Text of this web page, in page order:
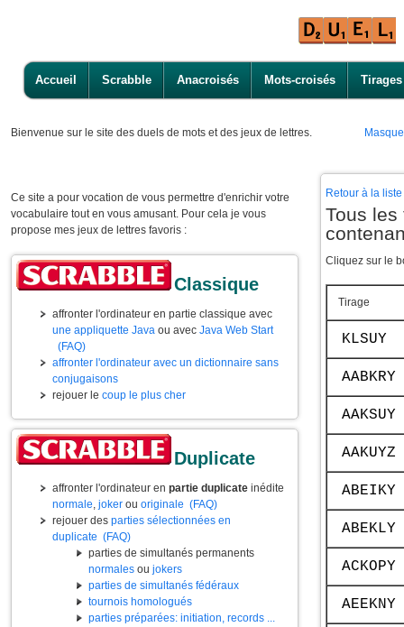
Accueil Scrabble Anacroisés Mots-croisés Tirages
Bienvenue sur le site des duels de mots et des jeux de lettres.
Ce site a pour vocation de vous permettre d'enrichir votre
vocabulaire tout en vous amusant. Pour cela je vous
propose mes jeux de lettres favoris :
Classique
affronter l'ordinateur en partie classique avec
une appliquette Java ou avec Java Web Start
(FAQ)
affronter l'ordinateur avec un dictionnaire sans
conjugaisons
rejouer le coup le plus cher
Duplicate
affronter l'ordinateur en partie duplicate inédite
normale, joker ou originale (FAQ)
rejouer des parties sélectionnées en
duplicate (FAQ)
parties de simultanés permanents
normales ou jokers
parties de simultanés fédéraux
tournois homologués
parties préparées: initiation, records ...
Retour à la
Tous
Cliquez sur le
Tirage
KLSUY
AABKRY
AAKSUY
AAKUYZ
ABEIKY
ABEKLY
ACKOPY
AEEKNY